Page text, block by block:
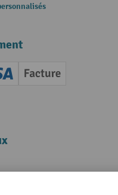
(Visa)
Facture